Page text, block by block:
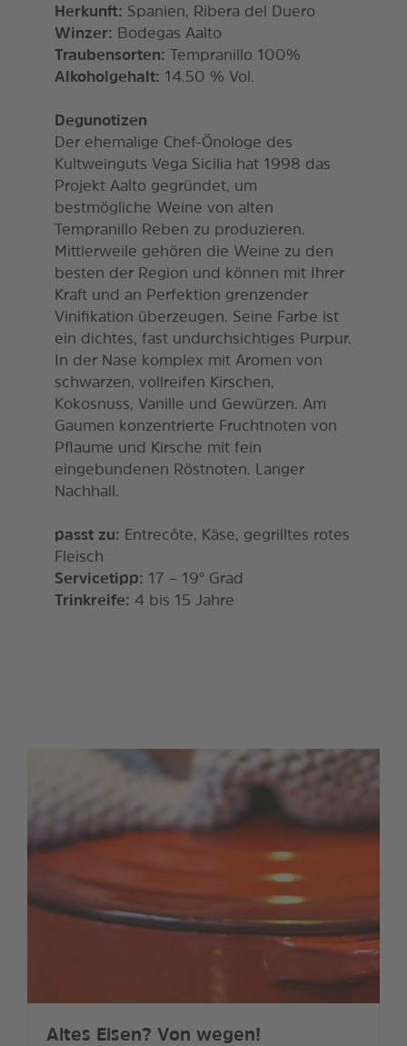
Herkunft: Spanien, Ribera del Duero
Winzer: Bodegas Aalto
Traubensorten:
Tempranillo 100%
Alkoholgehalt: 14.50 % Vol.
Degunotizen
Der ehemalige Chef-Önologe des
Kultweinguts Vega Sicilia hat 1998 das
Projekt Aalto gegründet, um
bestmögliche Weine von alten
Tempranillo Reben zu produzieren.
Mittlerweile gehören die Weine zu den
besten der Region und können mit Ihrer
Kraft und an Perfektion grenzender
Vinifikation überzeugen. Seine Farbe ist
ein dichtes, fast undurchsichtiges Purpur.
In der Nase komplex mit Aromen von
schwarzen, vollreifen Kirschen,
Kokosnuss, Vanille und Gewürzen. Am
Gaumen konzentrierte Fruchtnoten von
Pflaume und Kirsche mit fein
eingebundenen Röstnoten. Langer
Nachhall.
passt zu: Entrecôte, Käse, gegrilltes rotes
Fleisch
Servicetipp: 17 – 19° Grad
Trinkreife: 4 bis 15 Jahre
Altes Eisen? Von wegen!